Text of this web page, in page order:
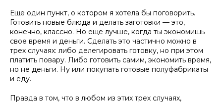
Еще один пункт, о котором я хотела бы поговорить.
Готовить новые блюда и делать заготовки — это,
конечно, классно. Но еще лучше, когда ты экономишь
свое время и деньги. Сделать это частично можно в
трех случаях: либо делегировать готовку, но при этом
платить повару. Либо готовить самим, экономить время,
но не деньги. Ну или покупать готовые полуфабрикаты
и еду.
Правда в том, что в любом из этих трех случаях,